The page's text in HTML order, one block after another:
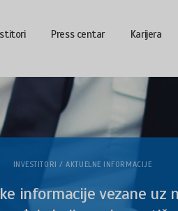
Press centar Karijera
INVESTITORI / AKTUELNE INFORMACIJE
informacije vezane uz